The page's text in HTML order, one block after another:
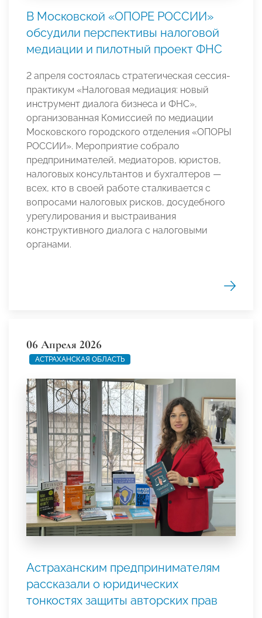
В Московской «ОПОРЕ РОССИИ»
обсудили перспективы налоговой
медиации и пилотный проект ФНС
2 апреля состоялась стратегическая сессия-
практикум «Налоговая медиация: новый
инструмент диалога бизнеса и ФНС»,
организованная Комиссией по медиации
Московского городского отделения «ОПОРЫ
РОССИИ». Мероприятие собрало
предпринимателей, медиаторов, юристов,
налоговых консультантов и бухгалтеров —
всех, кто в своей работе сталкивается с
вопросами налоговых рисков, досудебного
урегулирования и выстраивания
конструктивного диалога с налоговыми
органами.
06 Апреля 2026
АСТРАХАНСКАЯ ОБЛАСТЬ
Астраханским предпринимателям
рассказали о юридических
тонкостях защиты авторских прав